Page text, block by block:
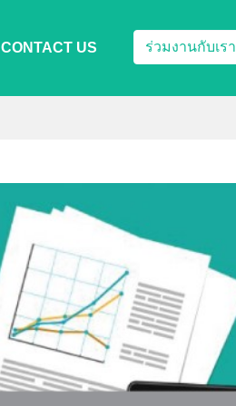
CONTACT US ร่วมงานกับเรา